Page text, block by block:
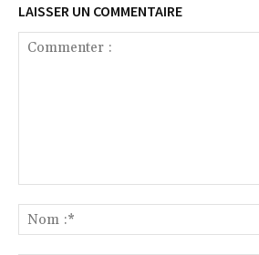
LAISSER UN COMMENTAIRE